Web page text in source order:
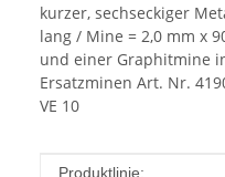
kurzer, sechseckiger
lang / Mine = 2,0 mm x
und einer Graphitmine
Ersatzminen Art. Nr.
VE 10
Produkteigenschaft
Wert
Produktlinie: